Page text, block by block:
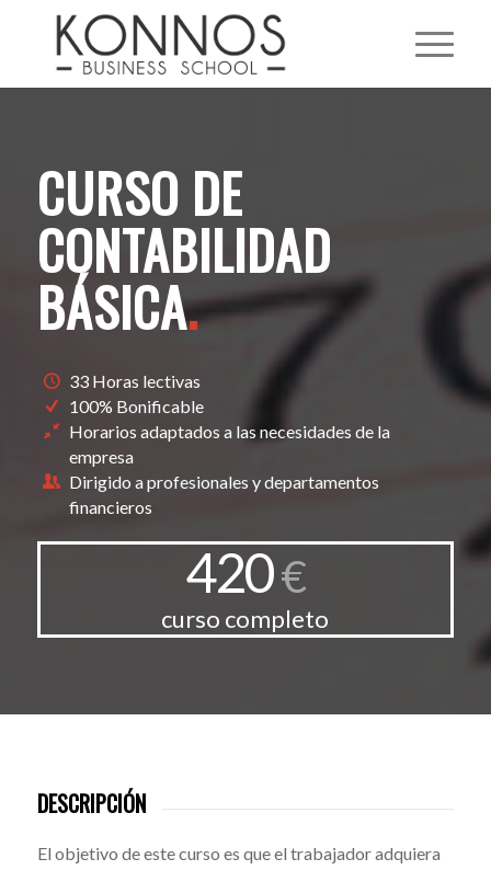
CURSO DE
CONTABILIDAD
BÁSICA.
33 Horas lectivas
100% Bonificable
Horarios adaptados a las necesidades de la
empresa
Dirigido a profesionales y departamentos
financieros
420€
curso completo
DESCRIPCIÓN
El objetivo de este curso es que el trabajador adquiera